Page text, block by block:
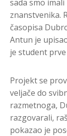
sada smo
znanstvenika.
časopisa
Antun je
je student
Projekt se
veljače do
razmetnoga,
razgovarali,
pokazao je